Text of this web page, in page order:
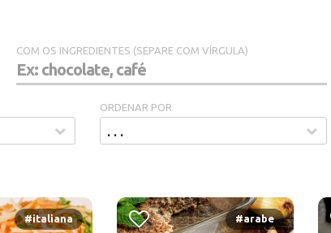
COM OS INGREDIENTES (SEPARE COM VÍRGULA)
ORDENAR POR
#italiana #arabe